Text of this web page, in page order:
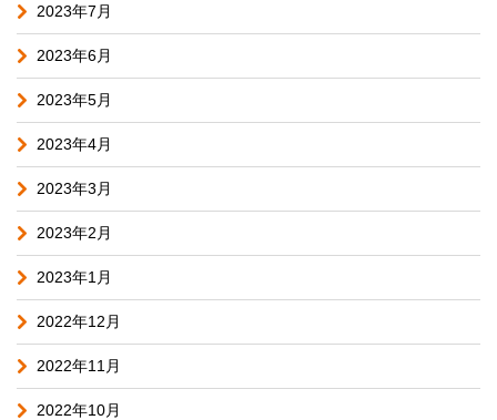
2023年7月
2023年6月
2023年5月
2023年4月
2023年3月
2023年2月
2023年1月
2022年12月
2022年11月
2022年10月